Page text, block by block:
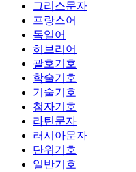
그리스문자
프랑스어
독일어
히브리어
괄호기호
학술기호
기술기호
첨자기호
라틴문자
러시아문자
단위기호
일반기호